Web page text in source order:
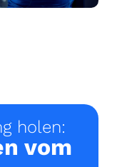
holen:
vom